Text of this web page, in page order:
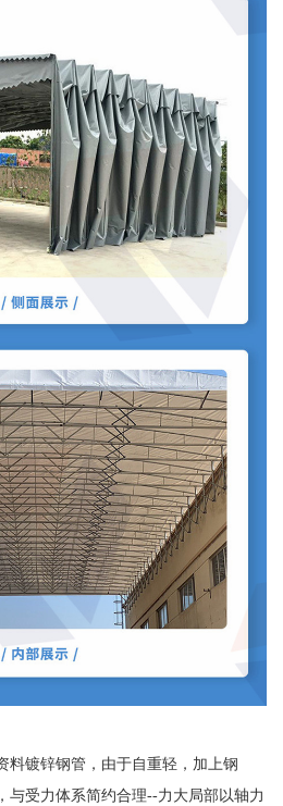
料镀锌钢管，由于自重轻，加上钢
与受力体系简约合理--力大局部以轴力